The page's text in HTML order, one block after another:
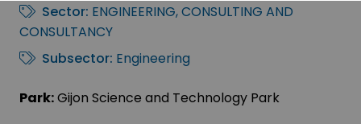
Sector: ENGINEERING, CONSULTING AND
CONSULTANCY
Subsector: Engineering
Park:Gijon Science and Technology Park